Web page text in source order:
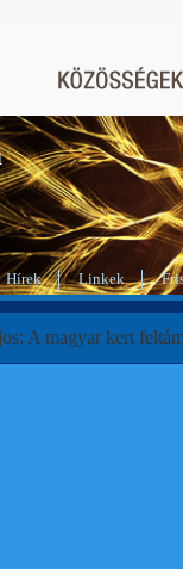
Hírek Linkek
A magyar kert